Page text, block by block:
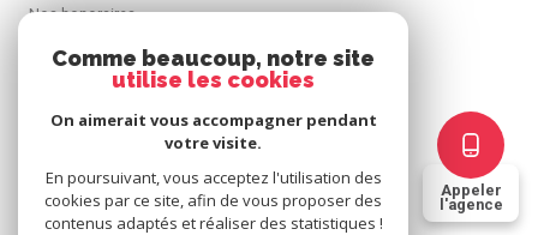
Appeler
l'agence
Nos honoraires
Cookies
Comme beaucoup, notre site
utilise les cookies
On aimerait vous accompagner pendant
votre visite.
En poursuivant, vous acceptez l'utilisation des
cookies par ce site, afin de vous proposer des
contenus adaptés et réaliser des statistiques !